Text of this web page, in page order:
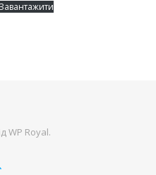
Завантажити
WP Royal.